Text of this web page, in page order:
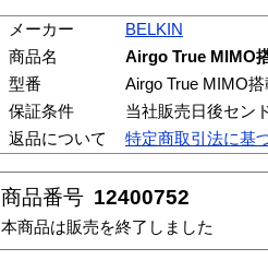
メーカー
BELKIN
商品名
Airgo True MIMO
型番
Airgo True MIMO
保証条件
当社販売日後セン
返品について
特定商取引法に基
商品番号 12400752
本商品は販売を終了しました